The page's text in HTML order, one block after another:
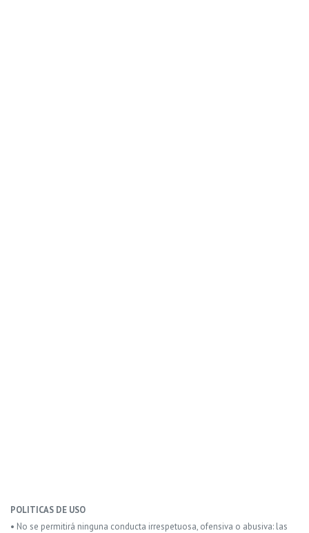
POLITICAS DE USO
• No se permitirá ninguna conducta irrespetuosa, ofensiva o abusiva: las